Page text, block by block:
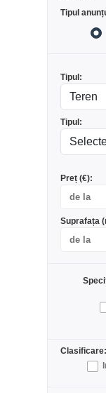
Tipul
Tipul:
Tipul:
Preț (€):
Suprafața
Clasificare: